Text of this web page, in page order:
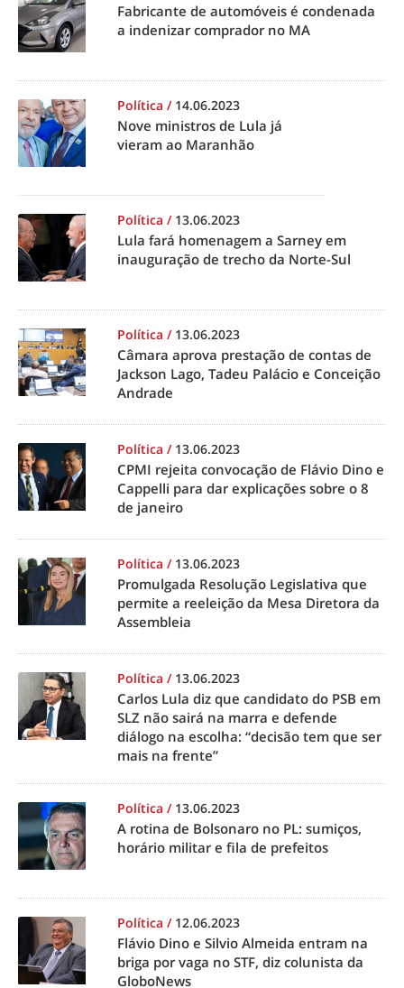
Fabricante de automóveis é condenada
a indenizar comprador no MA
Política / 14.06.2023
Nove ministros de Lula já
vieram ao Maranhão
Política / 13.06.2023
Lula fará homenagem a Sarney em
inauguração de trecho da Norte-Sul
Política / 13.06.2023
Câmara aprova prestação de contas de
Jackson Lago, Tadeu Palácio e Conceição
Andrade
Política / 13.06.2023
CPMI rejeita convocação de Flávio Dino e
Cappelli para dar explicações sobre o 8
de janeiro
Política / 13.06.2023
Promulgada Resolução Legislativa que
permite a reeleição da Mesa Diretora da
Assembleia
Política / 13.06.2023
Carlos Lula diz que candidato do PSB em
SLZ não sairá na marra e defende
diálogo na escolha: “decisão tem que ser
mais na frente”
Política / 13.06.2023
A rotina de Bolsonaro no PL: sumiços,
horário militar e fila de prefeitos
Política / 12.06.2023
Flávio Dino e Silvio Almeida entram na
briga por vaga no STF, diz colunista da
GloboNews